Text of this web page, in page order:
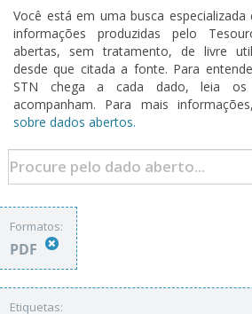
Você está em uma busca
informações produzidas pelo
abertas, sem tratamento, de livre
desde que citada a fonte. Para
STN chega a cada dado, leia os
acompanham. Para mais
sobre dados abertos.
Formatos:
PDF
Etiquetas: